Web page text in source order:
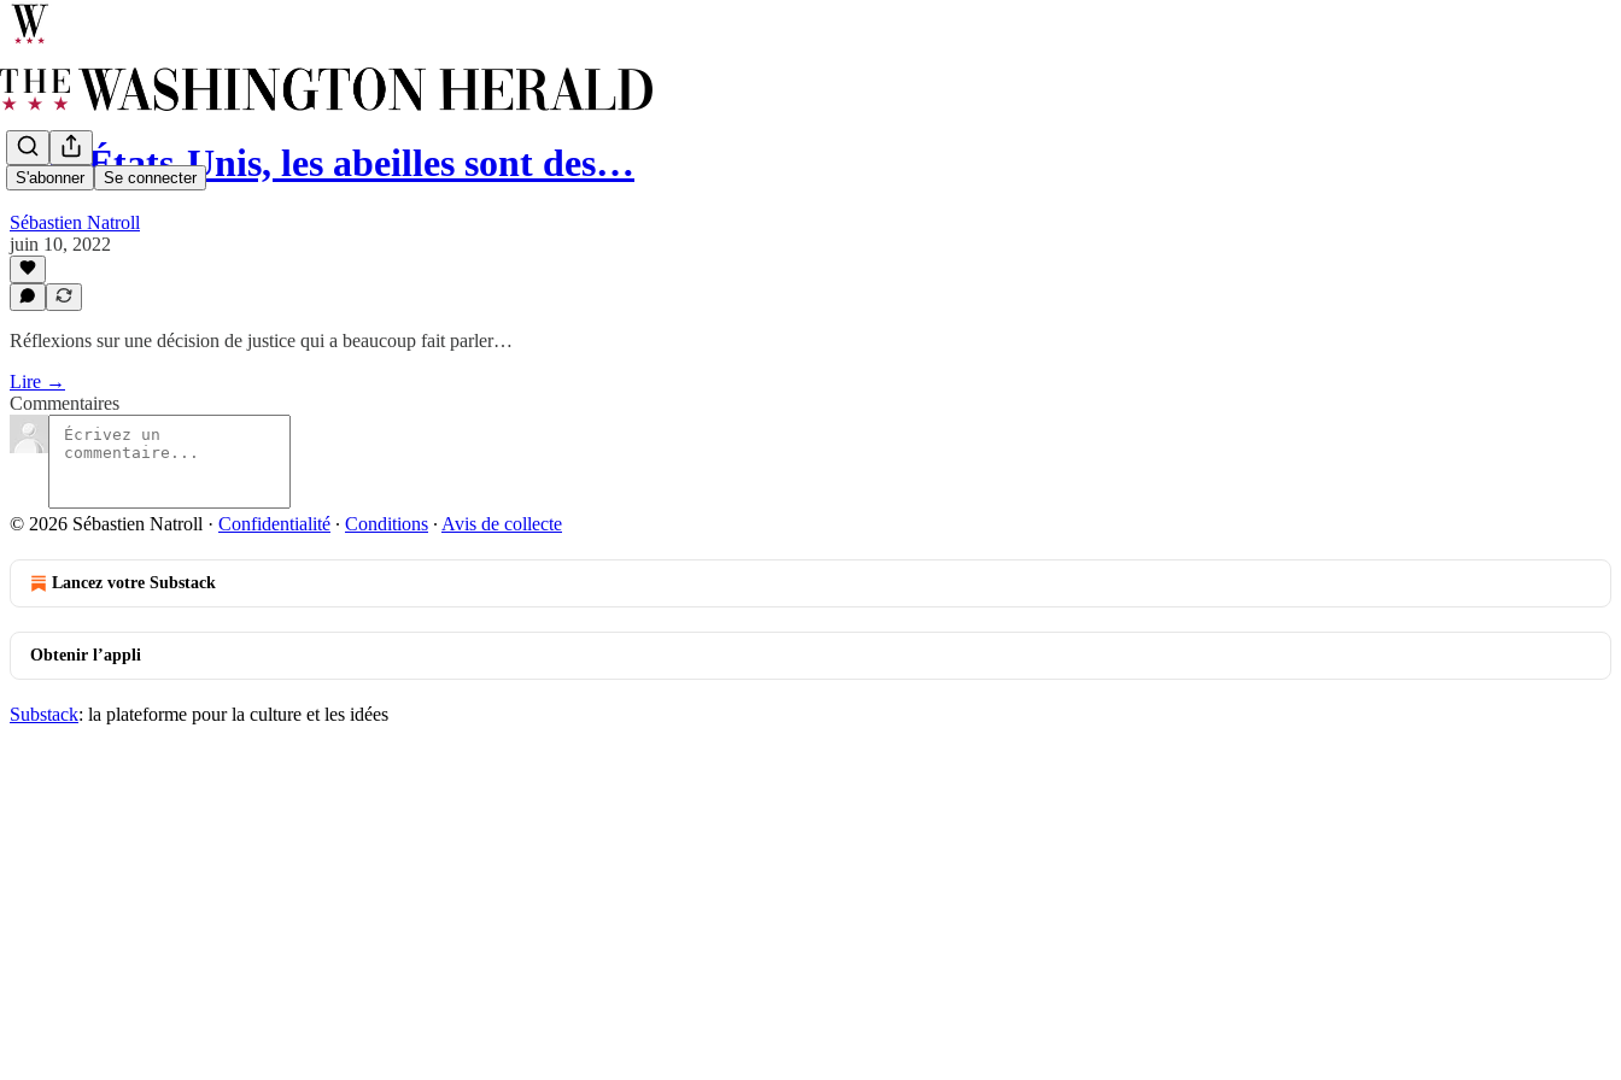
S'abonner Se connecter
Aux États-Unis, les abeilles sont des…
Sébastien Natroll
juin 10, 2022
Réflexions sur une décision de justice qui a beaucoup fait parler…
Lire →
Commentaires
© 2026 Sébastien Natroll · Confidentialité ∙ Conditions ∙ Avis de collecte
Lancez votre Substack
Obtenir l’appli
Substack: la plateforme pour la culture et les idées